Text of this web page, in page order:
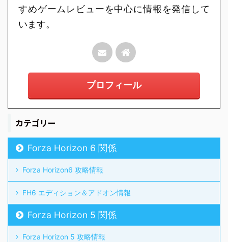
すめゲームレビューを中心に情報を発信して
います。
プロフィール
カテゴリー
Forza Horizon 6 関係
Forza Horizon6 攻略情報
FH6 エディション＆アドオン情報
Forza Horizon 5 関係
Forza Horizon 5 攻略情報